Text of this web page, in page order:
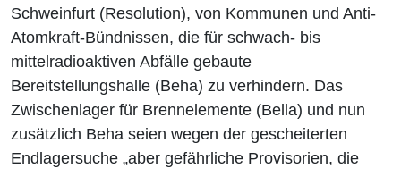
Schweinfurt (Resolution), von Kommunen und Anti-
Atomkraft-Bündnissen, die für schwach- bis
mittelradioaktiven Abfälle gebaute
Bereitstellungshalle (Beha) zu verhindern. Das
Zwischenlager für Brennelemente (Bella) und nun
zusätzlich Beha seien wegen der gescheiterten
Endlagersuche „aber gefährliche Provisorien, die